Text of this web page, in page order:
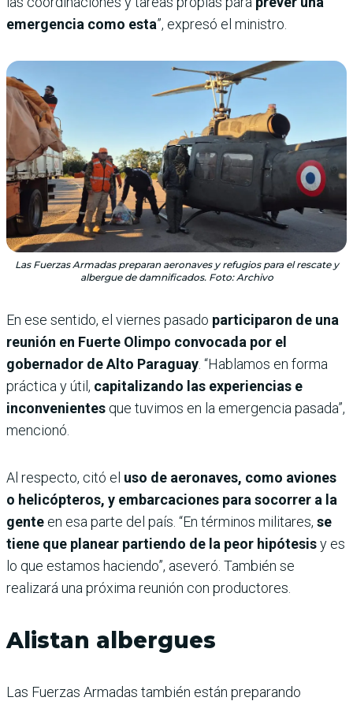
emergencia como esta”, expresó el ministro.
Las Fuerzas Armadas preparan aeronaves y refugios para el rescate y
albergue de damnificados. Foto: Archivo
En ese sentido, el viernes pasado participaron de una
reunión en Fuerte Olimpo convocada por el
gobernador de Alto Paraguay . “Hablamos en forma
práctica y útil, capitalizando las experiencias e
inconvenientes que tuvimos en la emergencia pasada”,
mencionó.
Al respecto, citó el uso de aeronaves, como aviones
o helicópteros, y embarcaciones para socorrer a la
gente en esa parte del país. “En términos militares, se
tiene que planear partiendo de la peor hipótesisy es
lo que estamos haciendo”, aseveró. También se
realizará una próxima reunión con productores.
Alistan albergues
Las Fuerzas Armadas también están preparando